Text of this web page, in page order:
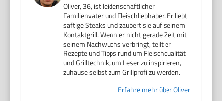
Oliver, 36, ist leidenschaftlicher
Familienvater und Fleischliebhaber. Er liebt
saftige Steaks und zaubert sie auf seinem
Kontaktgrill. Wenn er nicht gerade Zeit mit
seinem Nachwuchs verbringt, teilt er
Rezepte und Tipps rund um Fleischqualität
und Grilltechnik, um Leser zu inspirieren,
zuhause selbst zum Grillprofi zu werden.
Erfahre mehr über Oliver